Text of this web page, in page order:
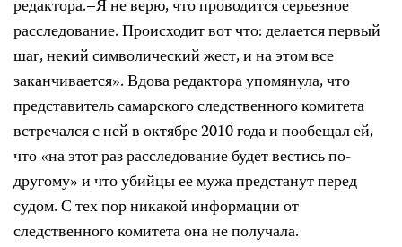
редактора.–Я не верю, что проводится серьезное
расследование. Происходит вот что: делается первый
шаг, некий символический жест, и на этом все
заканчивается». Вдова редактора упомянула, что
представитель самарского следственного комитета
встречался с ней в октябре 2010 года и пообещал ей,
что «на этот раз расследование будет вестись по-
другому» и что убийцы ее мужа предстанут перед
судом. С тех пор никакой информации от
следственного комитета она не получала.